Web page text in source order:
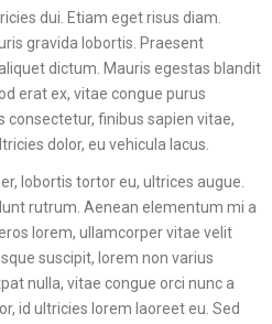
dui. Etiam eget risus diam.
gravida lobortis. Praesent
dictum. Mauris egestas blandit
erat ex, vitae congue purus
consectetur, finibus sapien vitae,
dolor, eu vehicula lacus.
lobortis tortor eu, ultrices augue.
rutrum. Aenean elementum mi a
lorem, ullamcorper vitae velit
suscipit, lorem non varius
nulla, vitae congue orci nunc a
id ultricies lorem laoreet eu. Sed